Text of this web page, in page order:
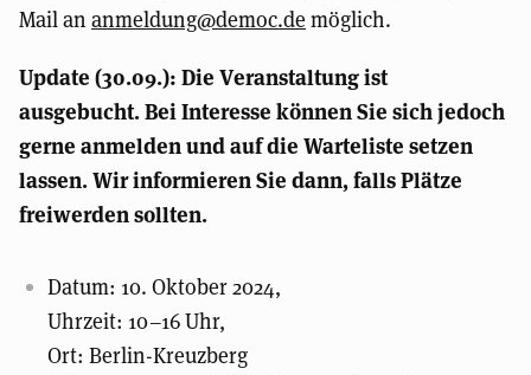
Mail an anmeldung@democ.de möglich.
Update (30.09.): Die Veranstaltung ist
ausgebucht. Bei Interesse können Sie sich jedoch
gerne anmelden und auf die Warteliste setzen
lassen. Wir informieren Sie dann, falls Plätze
freiwerden sollten.
Datum: 10. Oktober 2024,
Uhrzeit: 10–16 Uhr,
Ort: Berlin-Kreuzberg